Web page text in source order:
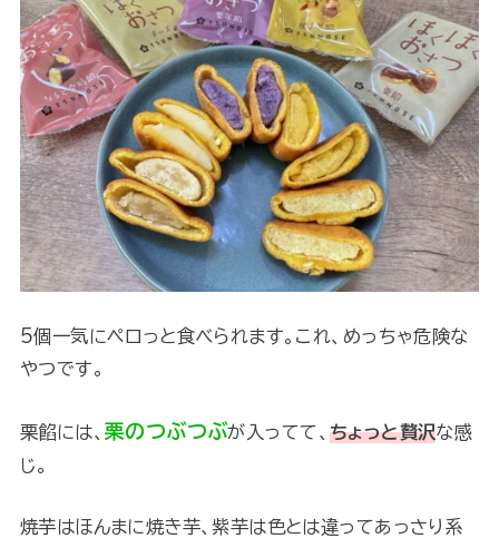
5個一気にペロっと食べられます。これ、めっちゃ危険な
やつです。
栗餡には、 栗のつぶつぶが入ってて、 ちょっと贅沢な感
じ。
焼芋はほんまに焼き芋、紫芋は色とは違ってあっさり系